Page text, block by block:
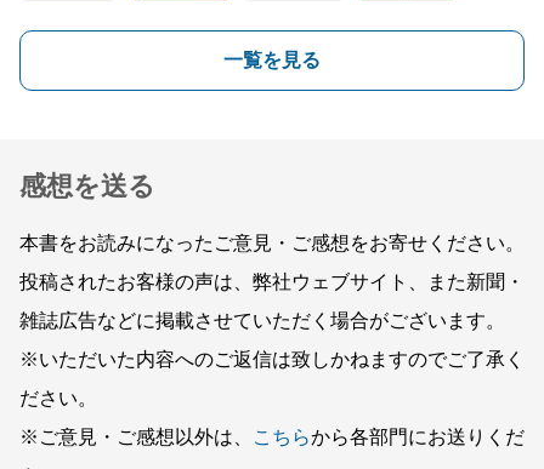
一覧を見る
感想を送る
本書をお読みになったご意見・ご感想をお寄せください。
投稿されたお客様の声は、弊社ウェブサイト、また新聞・
雑誌広告などに掲載させていただく場合がございます。
※いただいた内容へのご返信は致しかねますのでご了承く
ださい。
※ご意見・ご感想以外は、
こちらから各部門にお送りくだ